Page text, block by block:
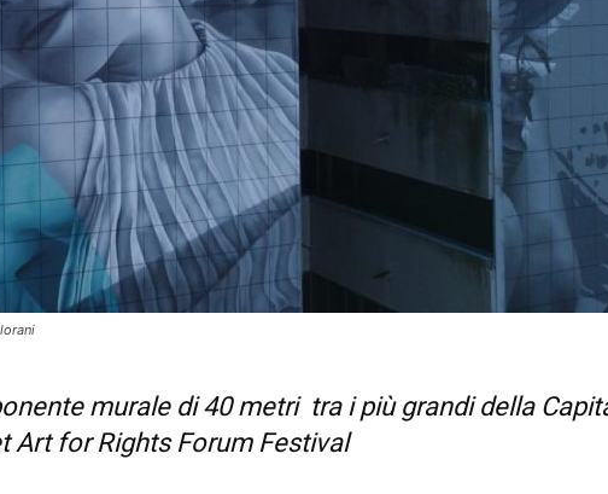
murale di 40 metri tra i più grandi della
Art for Rights Forum Festival